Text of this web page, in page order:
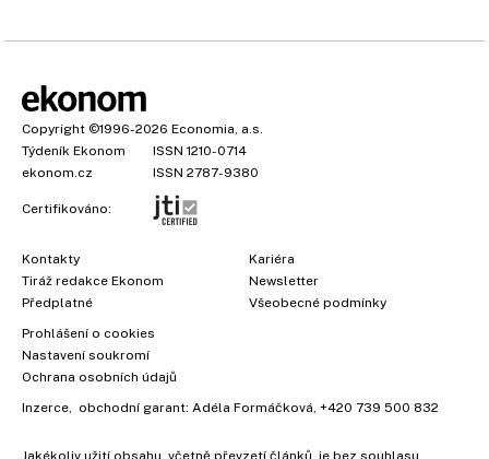
Copyright ©1996-2026 Economia, a.s.
Týdeník Ekonom
ISSN 1210-0714
ekonom.cz
ISSN 2787-9380
Certifikováno:
Kontakty
Tiráž redakce Ekonom
Předplatné
Kariéra
Newsletter
Všeobecné podmínky
Prohlášení o cookies
Nastavení soukromí
Ochrana osobních údajů
Inzerce , obchodní garant: Adéla Formáčková +420 739 500 832
Jakékoliv užití obsahu, včetně převzetí článků, je bez souhlasu